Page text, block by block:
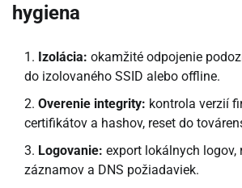
hygiena
Izolácia: okamžité odpojenie
do izolovaného SSID alebo offline.
Overenie integrity: kontrola verzií
certifikátov a hashov, reset do
Logovanie: export lokálnych logov,
záznamov a DNS požiadaviek.